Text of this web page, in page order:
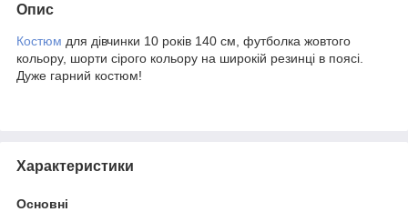
Опис
Костюм для дівчинки 10 років 140 см, футболка жовтого
кольору, шорти сірого кольору на широкій резинці в поясі.
Дуже гарний костюм!
Характеристики
Основні